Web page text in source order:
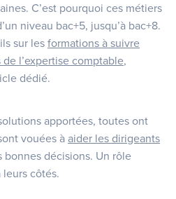
C’est pourquoi ces métiers
niveau bac+5, jusqu’à bac+8.
sur les formations à suivre
l’expertise comptable,
dédié.
apportées, toutes ont
vouées à aider les dirigeants
bonnes décisions. Un rôle
côtés.